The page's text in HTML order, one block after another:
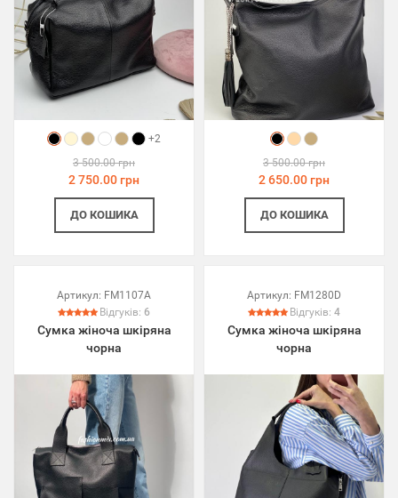
+2
3 500.00 грн
2 750.00 грн
ДО КОШИКА
3 500.00 грн
2 650.00 грн
ДО КОШИКА
Артикул: FM1107A
Відгуків: 6
Сумка жіноча шкіряна
чорна
Артикул: FM1280D
Відгуків: 4
Сумка жіноча шкіряна
чорна